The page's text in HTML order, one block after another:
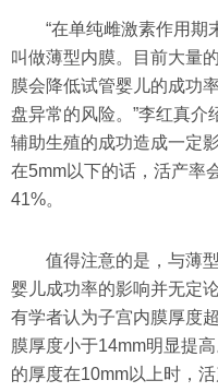
“在单纯雌激素作用期
叫做薄型内膜。目前大量
膜会降低试管婴儿的成功
盘异常的风险。”李红真介
辅助生殖的成功造成一定
在5mm以下的话，活产率
41%。
值得注意的是，与薄
婴儿成功率的影响并无定
有学者认为子宫内膜厚度
膜厚度小于14mm明显提
的厚度在10mm以上时，